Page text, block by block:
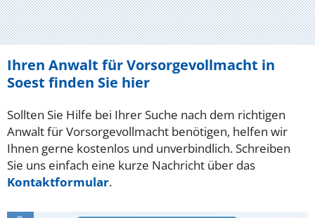
Ihren Anwalt für Vorsorgevollmacht in
Soest finden Sie hier
Sollten Sie Hilfe bei Ihrer Suche nach dem richtigen
Anwalt für Vorsorgevollmacht benötigen, helfen wir
Ihnen gerne kostenlos und unverbindlich. Schreiben
Sie uns einfach eine kurze Nachricht über das
Kontaktformular.